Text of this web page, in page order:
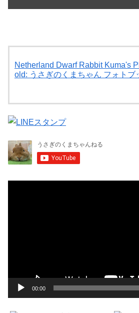
Netherland Dwarf Rabbit Kuma's
old: うさぎのくまちゃん フォトブ
00:00